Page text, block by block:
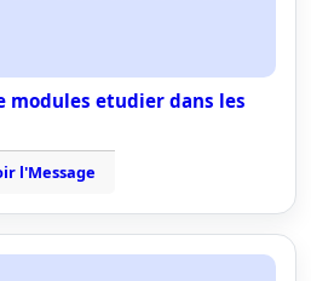
modules etudier dans les
l'Message